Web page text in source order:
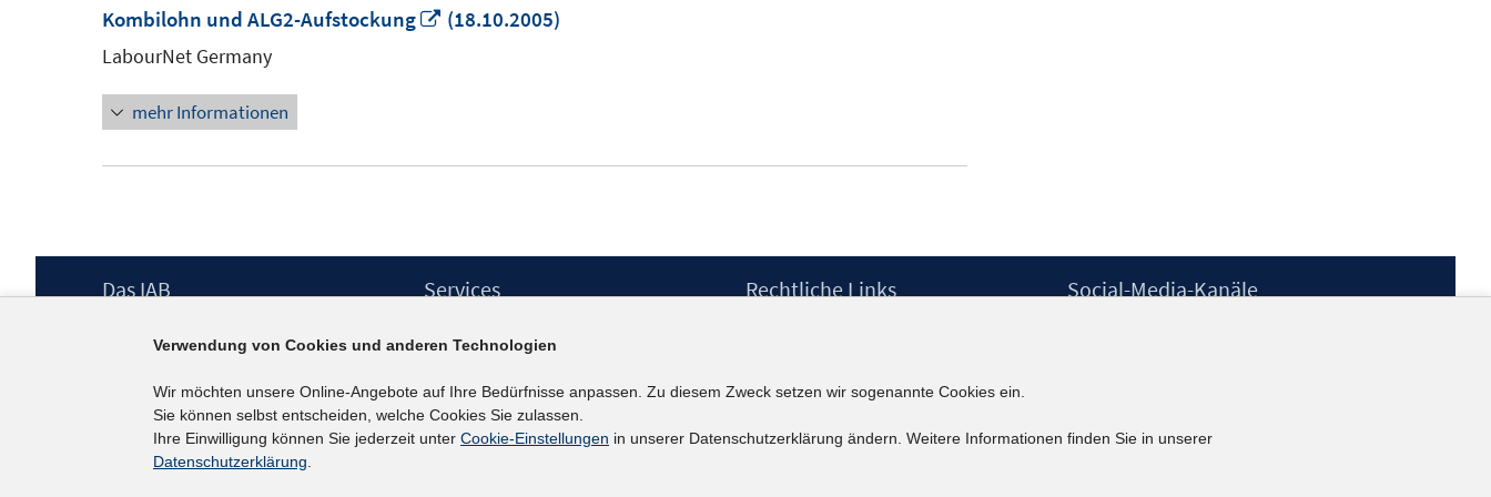
Kombilohn und ALG2-Aufstockung
In
(18.10.2005)
LabourNet Germany
mehr Informationen
Footer
Das IAB
Berufsforschung (IAB) – unser Leitbild
Institutsleitung
Graduiertenprogramm
Befragungen
Projekte
Services
IAB-Newsletter
Kontakt
Rechtliche Links
Erklärung zur Barrierefreiheit
Social-Media-Kanäle
kununu
Verwendung von Cookies und anderen Technologien
Wir möchten unsere Online-Angebote auf Ihre Bedürfnisse anpassen. Zu diesem Zweck setzen wir sogenannte Cookies ein.
Sie können selbst entscheiden, welche Cookies Sie zulassen.
Ihre Einwilligung können Sie jederzeit unter Cookie-Einstellungen in unserer Datenschutzerklärung ändern. Weitere Informationen finden Sie in unserer
Datenschutzerklärung.